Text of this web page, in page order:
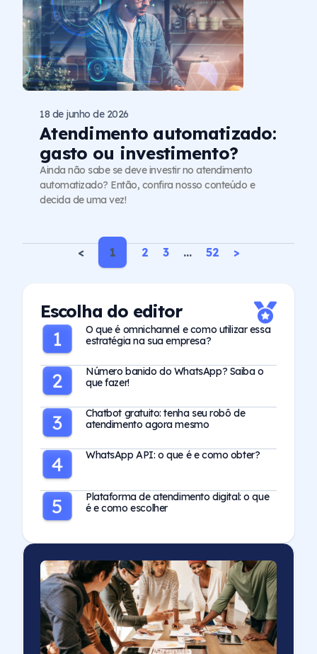
Atendimento automatizado:
gasto ou investimento?
18 de junho de 2026
Ainda não sabe se deve investir no atendimento
automatizado? Então, confira nosso conteúdo e
decida de uma vez!
< 1 2 3 … 52 >
Escolha do editor
O que é omnichannel e como utilizar essa
estratégia na sua empresa?
Número banido do WhatsApp? Saiba o
que fazer!
Chatbot gratuito: tenha seu robô de
atendimento agora mesmo
WhatsApp API: o que é e como obter?
Plataforma de atendimento digital: o que
é e como escolher